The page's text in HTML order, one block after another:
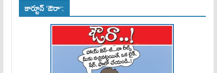
కార్టూన్ ‘ఔరా’: